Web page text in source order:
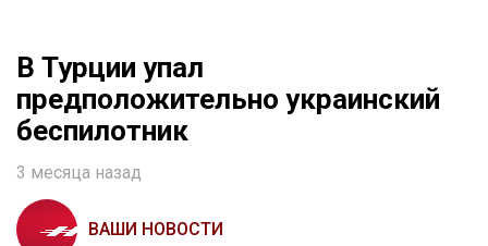
В Турции упал
предположительно украинский
беспилотник
3 месяца назад
ВАШИ НОВОСТИ